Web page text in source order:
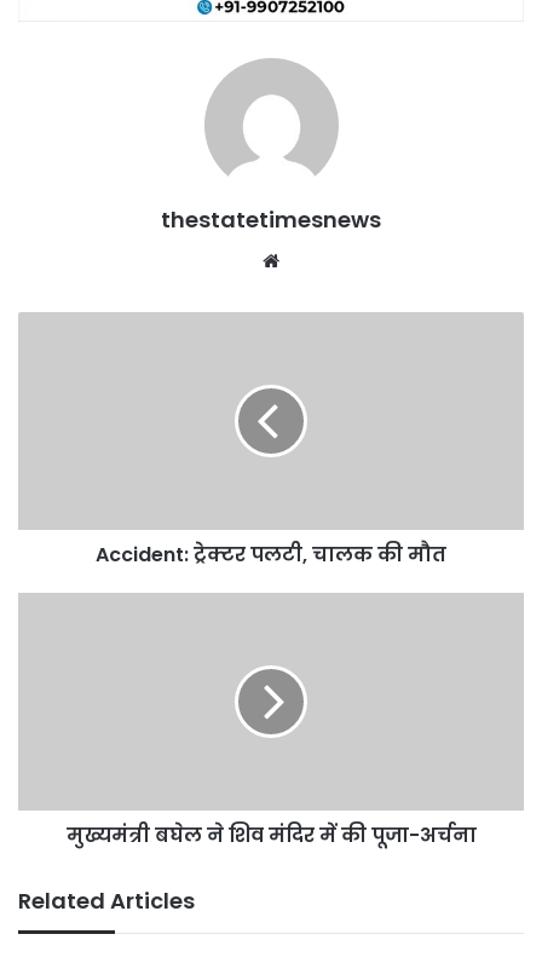
thestatetimesnews
Accident: ट्रेक्टर पलटी, चालक की मौत
अर्चना
मुख्यमंत्री बघेल ने शिव मंदिर में की पूजा-अर्चना
Related Articles